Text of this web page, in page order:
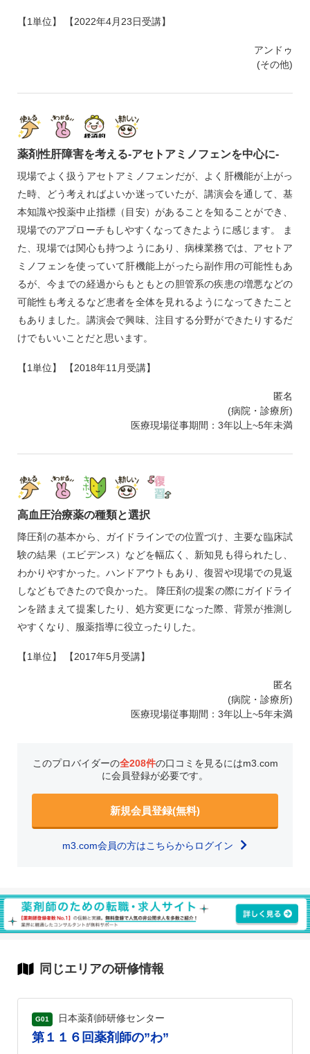
【1単位】 【2022年4月23日受講】
アンドゥ
(その他)
薬剤性肝障害を考える‐アセトアミノフェンを中心に‐
現場でよく扱うアセトアミノフェンだが、よく肝機能が上がっ
た時、どう考えればよいか迷っていたが、講演会を通して、基
本知識や投薬中止指標（目安）があることを知ることができ、
現場でのアプローチもしやすくなってきたように感じます。 ま
た、現場では関心も持つようにあり、病棟業務では、アセトア
ミノフェンを使っていて肝機能上がったら副作用の可能性もあ
るが、今までの経過からもともとの胆管系の疾患の増悪などの
可能性も考えるなど患者を全体を見れるようになってきたこと
もありました。講演会で興味、注目する分野ができたりするだ
けでもいいことだと思います。
【1単位】 【2018年11月受講】
匿名
(病院・診療所)
医療現場従事期間：3年以上~5年未満
高血圧治療薬の種類と選択
降圧剤の基本から、ガイドラインでの位置づけ、主要な臨床試
験の結果（エビデンス）などを幅広く、新知見も得られたし、
わかりやすかった。ハンドアウトもあり、復習や現場での見返
しなどもできたので良かった。 降圧剤の提案の際にガイドライ
ンを踏まえて提案したり、処方変更になった際、背景が推測し
やすくなり、服薬指導に役立ったりした。
【1単位】 【2017年5月受講】
匿名
(病院・診療所)
医療現場従事期間：3年以上~5年未満
このプロバイダーの全208件の口コミを見るにはm3.com
に会員登録が必要です。
新規会員登録(無料)
m3.com会員の方はこちらからログイン
同じエリアの研修情報
G01 日本薬剤師研修センター
第１１６回薬剤師の”わ”